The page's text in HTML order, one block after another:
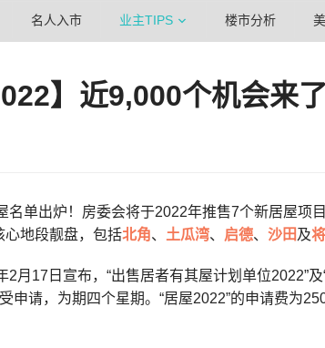
名人入市 业主TIPS 楼市分析
】近9,000个机会来
名单出炉！房委会将于2022年推售7个新居屋项
心地段靓盘，包括北角、 土瓜湾、 启德、 沙田及
2月17日宣布，“出售居者有其屋计划单位2022”
申请，为期四个星期。“居屋2022”的申请费为